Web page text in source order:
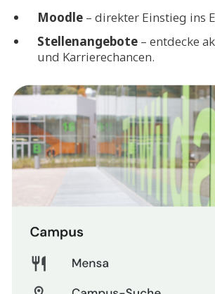
Moodle – direkter Einstieg ins
Stellenangebote – entdecke
und Karrierechancen.